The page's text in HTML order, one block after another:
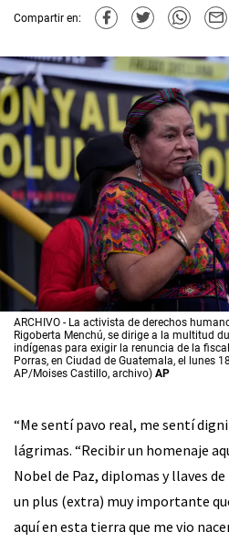
Compartir en:
ARCHIVO - La activista de derechos
Rigoberta Menchú, se dirige a la multitud
indígenas para exigir la renuncia de la
Porras, en Ciudad de Guatemala, el lunes
AP/Moises Castillo, archivo) AP
“Me sentí pavo real, me sentí
lágrimas. “Recibir un homenaje
Nobel de Paz, diplomas y llaves
un plus (extra) muy importante
aquí en esta tierra que me vio